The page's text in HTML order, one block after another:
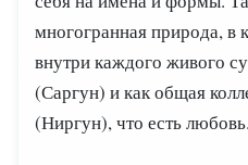
многогранная природа, в
внутри каждого живого
(Саргун) и как общая
(Ниргун), что есть любовь.